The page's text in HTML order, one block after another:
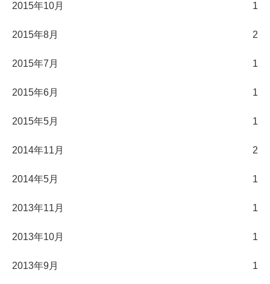
2015年10月 1
2015年8月 2
2015年7月 1
2015年6月 1
2015年5月 1
2014年11月 2
2014年5月 1
2013年11月 1
2013年10月 1
2013年9月 1